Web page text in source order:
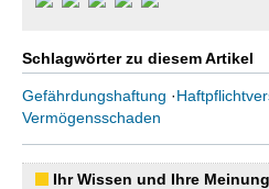
Schlagwörter zu diesem Artikel
Gefährdungshaftung ·
Vermögensschaden
Ihr Wissen und Ihre